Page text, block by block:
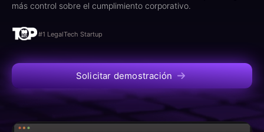
más control sobre el cumplimiento corporativo.
#1 LegalTech Startup
Solicitar demostración